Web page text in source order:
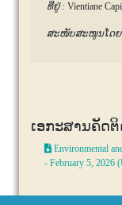
ທີ່ຢູ່ : Vientiane
ສະໜັບສະໜູນໂດຍ
ເອກະສານຄັດ
Environmental
- February 5, 2026